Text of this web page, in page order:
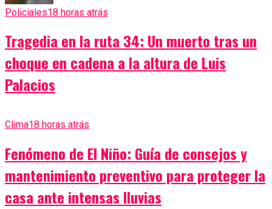
Policiales18 horas atrás
Tragedia en la ruta 34: Un muerto tras un
choque en cadena a la altura de Luis
Palacios
Clima18 horas atrás
Fenómeno de El Niño: Guía de consejos y
mantenimiento preventivo para proteger la
casa ante intensas lluvias